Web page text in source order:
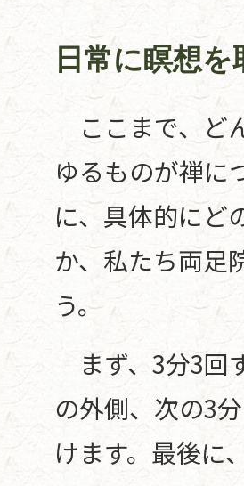
日常に瞑想
ここまで、ど
ゆるものが禅に
に、具体的にど
か、私たち両足
う。
まず、3分3回
の外側、次の3
けます。最後に